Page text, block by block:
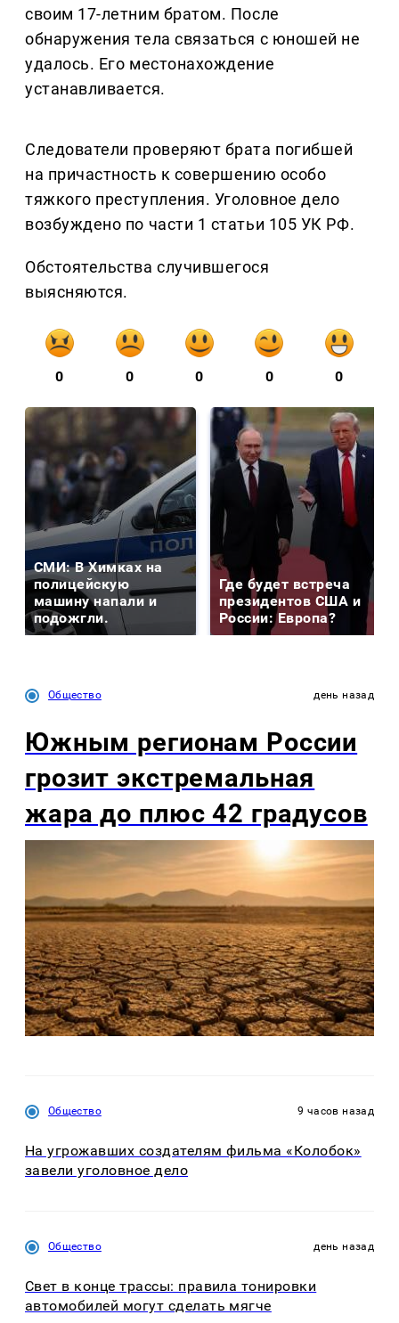
своим 17-летним братом. После
обнаружения тела связаться с юношей не
удалось. Его местонахождение
устанавливается.
Следователи проверяют брата погибшей
на причастность к совершению особо
тяжкого преступления. Уголовное дело
возбуждено по части 1 статьи 105 УК РФ.
Обстоятельства случившегося
выясняются.
0 0 0 0 0
СМИ: В Химках на
полицейскую
машину напали и
подожгли.
Где будет встреча
президентов США и
России: Европа?
Общество день назад
Южным регионам России
грозит экстремальная
жара до плюс 42 градусов
Общество 9 часов назад
На угрожавших создателям фильма «Колобок»
завели уголовное дело
Общество день назад
Свет в конце трассы: правила тонировки
автомобилей могут сделать мягче